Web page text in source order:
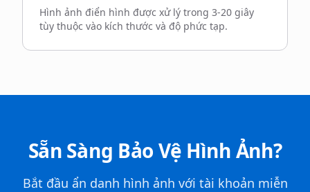
Hình ảnh điển hình được xử lý trong 3-20 giây
tùy thuộc vào kích thước và độ phức tạp.
Sẵn Sàng Bảo Vệ Hình Ảnh?
Bắt đầu ẩn danh hình ảnh với tài khoản miễn